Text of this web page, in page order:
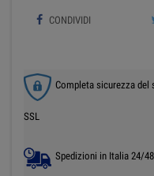
CONDIVIDI
Completa sicurezza del
SSL
Spedizioni in Italia 24/